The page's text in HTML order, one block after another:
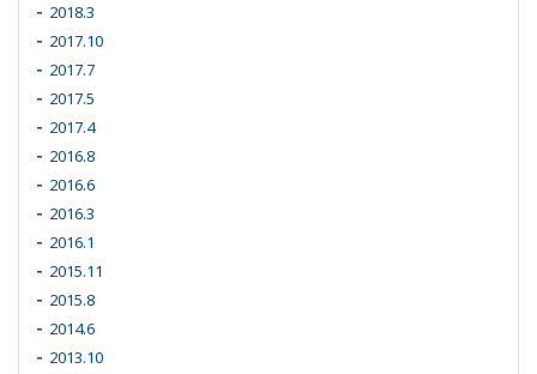
2018.3
2017.10
2017.7
2017.5
2017.4
2016.8
2016.6
2016.3
2016.1
2015.11
2015.8
2014.6
2013.10